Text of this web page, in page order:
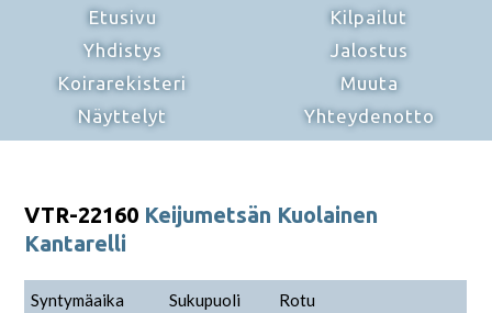
Etusivu
Yhdistys
Koirarekisteri
Näyttelyt
Kilpailut
Jalostus
Muuta
Yhteydenotto
VTR-22160 Keijumetsän Kuolainen
Kantarelli
Syntymäaika Sukupuoli
Rotu